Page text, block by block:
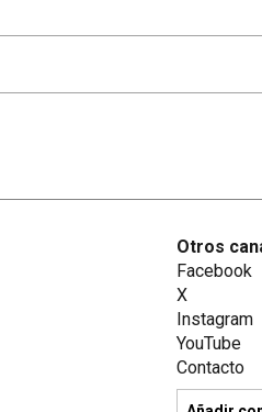
Otros
Facebook
X
Instagram
YouTube
Contacto